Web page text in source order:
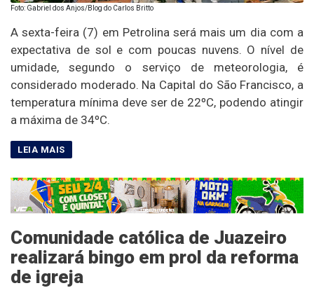
Foto: Gabriel dos Anjos/Blog do Carlos Britto
A sexta-feira (7) em Petrolina será mais um dia com a
expectativa de sol e com poucas nuvens. O nível de
umidade, segundo o serviço de meteorologia, é
considerado moderado. Na Capital do São Francisco, a
temperatura mínima deve ser de 22ºC, podendo atingir
a máxima de 34ºC.
Comunidade católica de Juazeiro
realizará bingo em prol da reforma
de igreja